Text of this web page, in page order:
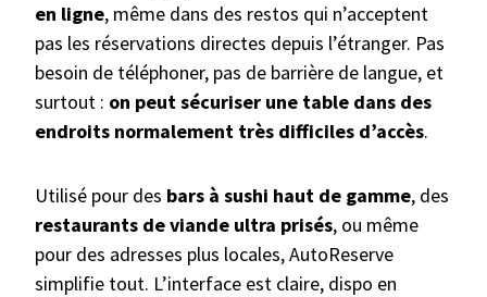
en ligne, même dans des restos qui n’acceptent
pas les réservations directes depuis l’étranger. Pas
besoin de téléphoner, pas de barrière de langue, et
surtout : on peut sécuriser une table dans des
endroits normalement très difficiles d’accès.
Utilisé pour des bars à sushi haut de gamme, des
restaurants de viande ultra prisés, ou même
pour des adresses plus locales, AutoReserve
simplifie tout. L’interface est claire, dispo en